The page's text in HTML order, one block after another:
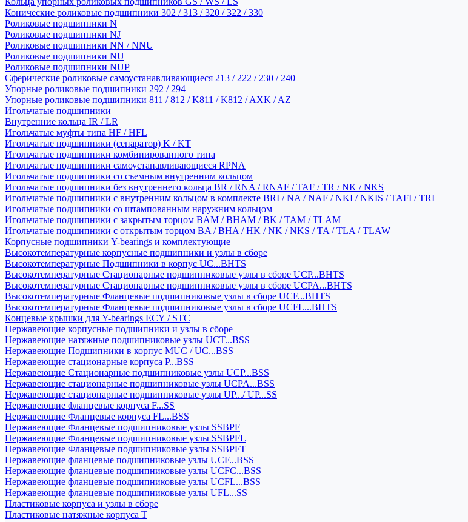
Конические роликовые подшипники 302 / 313 / 320 / 322 / 330
Роликовые подшипники N
Роликовые подшипники NJ
Роликовые подшипники NN / NNU
Роликовые подшипники NU
Роликовые подшипники NUP
Сферические роликовые самоустанавливающиеся 213 / 222 / 230 / 240
Упорные роликовые подшипники 292 / 294
Упорные роликовые подшипники 811 / 812 / K811 / K812 / AXK / AZ
Игольчатые подшипники
Внутренние кольца IR / LR
Игольчатые муфты типа HF / HFL
Игольчатые подшипники (сепаратор) K / KT
Игольчатые подшипники комбинированного типа
Игольчатые подшипники самоустанавливающиеся RPNA
Игольчатые подшипники со съемным внутренним кольцом
Игольчатые подшипники без внутреннего кольца BR / RNA / RNAF / TAF / TR / NK / NKS
Игольчатые подшипники с внутренним кольцом в комплекте BRI / NA / NAF / NKI / NKIS / TAFI / TRI
Игольчатые подшипники со штампованным наружним кольцом
Игольчатые подшипники с закрытым торцом BAM / BHAM / BK / TAM / TLAM
Игольчатые подшипники с открытым торцом BA / BHA / HK / NK / NKS / TA / TLA / TLAW
Корпусные подшипники Y-bearings и комплектующие
Высокотемпературные корпусные подшипники и узлы в сборе
Высокотемпературные Подшипники в корпус UC...BHTS
Высокотемпературные Стационарные подшипниковые узлы в сборе UCP...BHTS
Высокотемпературные Стационарные подшипниковые узлы в сборе UCPA...BHTS
Высокотемпературные Фланцевые подшипниковые узлы в сборе UCF...BHTS
Высокотемпературные Фланцевые подшипниковые узлы в сборе UCFL...BHTS
Концевые крышки для Y-bearings ECY / STC
Нержавеющие корпусные подшипники и узлы в сборе
Нержавеющие натяжные подшипниковые узлы UCT...BSS
Нержавеющие Подшипники в корпус MUC / UC...BSS
Нержавеющие стационарные корпуса P...BSS
Нержавеющие Стационарные подшипниковые узлы UCP...BSS
Нержавеющие стационарные подшипниковые узлы UCPA...BSS
Нержавеющие стационарные подшипниковые узлы UP.../ UP...SS
Нержавеющие фланцевые корпуса F...SS
Нержавеющие Фланцевые корпуса FL...BSS
Нержавеющие Фланцевые подшипниковые узлы SSBPF
Нержавеющие Фланцевые подшипниковые узлы SSBPFL
Нержавеющие Фланцевые подшипниковые узлы SSBPFT
Нержавеющие фланцевые подшипниковые узлы UCF...BSS
Нержавеющие фланцевые подшипниковые узлы UCFC...BSS
Нержавеющие фланцевые подшипниковые узлы UCFL...BSS
Нержавеющие фланцевые подшипниковые узлы UFL...SS
Пластиковые корпуса и узлы в сборе
Пластиковые натяжные корпуса T